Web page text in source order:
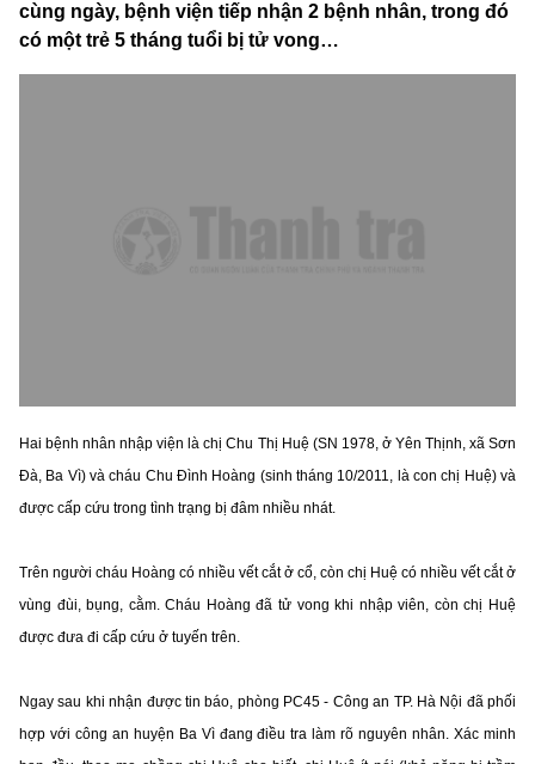
cùng ngày, bệnh viện tiếp nhận 2 bệnh nhân, trong đó
có một trẻ 5 tháng tuổi bị tử vong…
Hai bệnh nhân nhập viện là chị Chu Thị Huệ (SN 1978, ở Yên Thịnh, xã Sơn
Đà, Ba Vì) và cháu Chu Đình Hoàng (sinh tháng 10/2011, là con chị Huệ) và
được cấp cứu trong tình trạng bị đâm nhiều nhát.
Trên người cháu Hoàng có nhiều vết cắt ở cổ, còn chị Huệ có nhiều vết cắt ở
vùng đùi, bụng, cằm. Cháu Hoàng đã tử vong khi nhập viên, còn chị Huệ
được đưa đi cấp cứu ở tuyến trên.
Ngay sau khi nhận được tin báo, phòng PC45 - Công an TP. Hà Nội đã phối
hợp với công an huyện Ba Vì đang điều tra làm rõ nguyên nhân. Xác minh